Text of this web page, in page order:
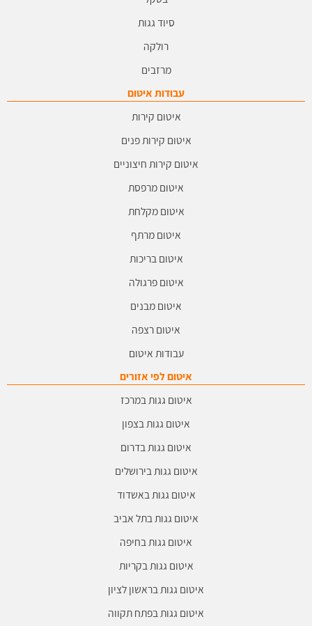
סיוד גגות
רולקה
מרזבים
עבודות איטום
איטום קירות
איטום קירות פנים
איטום קירות חיצוניים
איטום מרפסת
איטום מקלחת
איטום מרתף
איטום בריכות
איטום פרגולה
איטום מבנים
איטום רצפה
עבודות איטום
איטום לפי אזורים
איטום גגות במרכז
איטום גגות בצפון
איטום גגות בדרום
איטום גגות בירושלים
איטום גגות באשדוד
איטום גגות בתל אביב
איטום גגות בחיפה
איטום גגות בקריות
איטום גגות בראשון לציון
איטום גגות בפתח תקווה